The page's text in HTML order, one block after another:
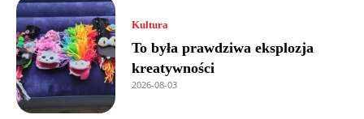
Kultura
To była prawdziwa eksplozja
kreatywności
2026-08-03